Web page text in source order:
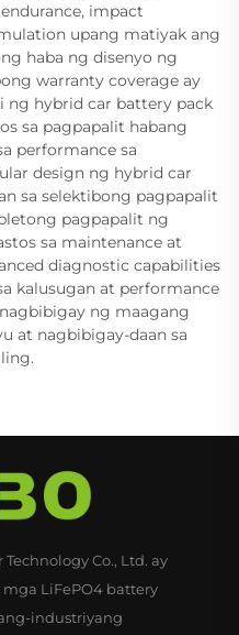
impact
upang matiyak ang
haba ng disenyo ng
warranty coverage ay
ng hybrid car battery pack
sa pagpapalit habang
performance sa
design ng hybrid car
sa selektibong pagpapalit
pagpapalit ng
sa maintenance at
diagnostic capabilities
kalusugan at performance
ng maagang
at nagbibigay-daan sa
Co., Ltd. ay
LiFePO4 battery
industriyang